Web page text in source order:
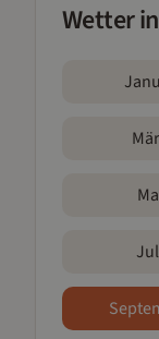
Wetter